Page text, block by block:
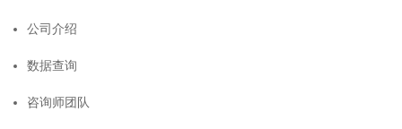
公司介绍
数据查询
咨询师团队